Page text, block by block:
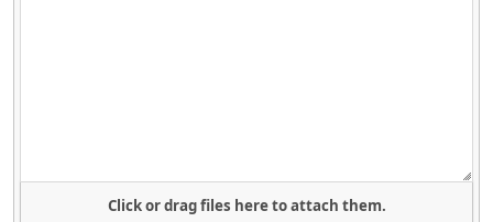
Click or drag files here to attach them.